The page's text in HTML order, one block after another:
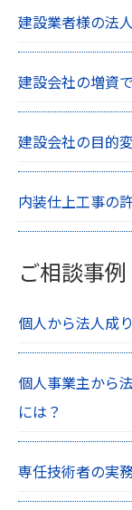
建設業者様の法
建設会社の増資
建設会社の目的
内装仕上工事の
ご相談事例
個人から法人成
個人事業主から
には？
専任技術者の実